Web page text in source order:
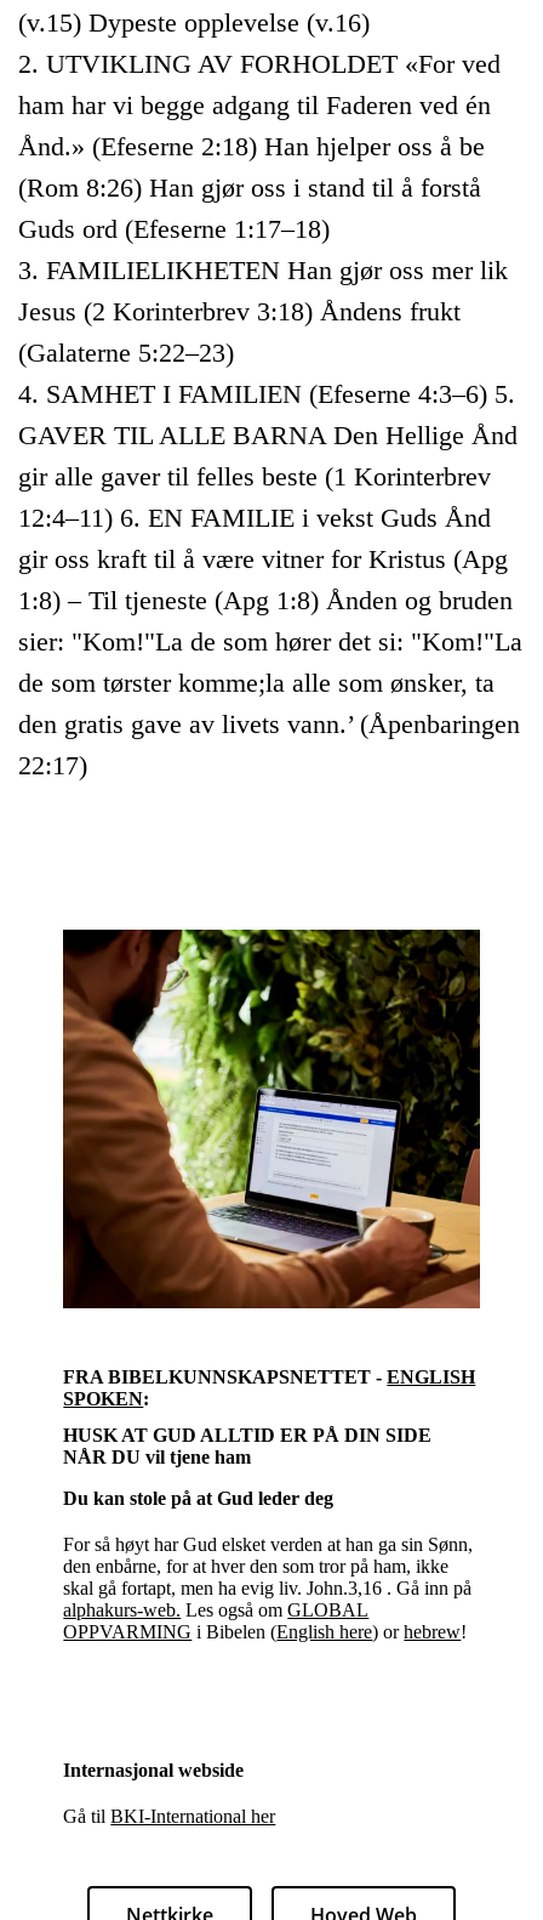
(v.15) Dypeste opplevelse (v.16)
2. UTVIKLING AV FORHOLDET «For ved
ham har vi begge adgang til Faderen ved én
Ånd.» (Efeserne 2:18) Han hjelper oss å be
(Rom 8:26) Han gjør oss i stand til å forstå
Guds ord (Efeserne 1:17–18)
3. FAMILIELIKHETEN Han gjør oss mer lik
Jesus (2 Korinterbrev 3:18) Åndens frukt
(Galaterne 5:22–23)
4. SAMHET I FAMILIEN (Efeserne 4:3–6) 5.
GAVER TIL ALLE BARNA Den Hellige Ånd
gir alle gaver til felles beste (1 Korinterbrev
12:4–11) 6. EN FAMILIE i vekst Guds Ånd
gir oss kraft til å være vitner for Kristus (Apg
1:8) – Til tjeneste (Apg 1:8) Ånden og bruden
sier: "Kom!"La de som hører det si: "Kom!"La
de som tørster komme;la alle som ønsker, ta
den gratis gave av livets vann.’ (Åpenbaringen
22:17)
FRA BIBELKUNNSKAPSNETTET -ENGLISH
SPOKEN:
HUSK AT GUD ALLTID ER PÅ DIN SIDE
NÅR DU vil tjene ham
Du kan stole på at Gud leder deg
For så høyt har Gud elsket verden at han ga sin Sønn,
den enbårne, for at hver den som tror på ham, ikke
skal gå fortapt, men ha evig liv. John.3,16 . Gå inn på
alphakurs-web. Les også omGLOBAL
OPPVARMING i Bibelen (English here) orhebrew!
Internasjonal webside
Gå tilBKI-International her